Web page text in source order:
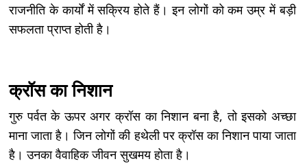
राजनीति के कार्यों में सक्रिय होते हैं। इन लोगों को कम उम्र में बड़ी
सफलता प्राप्त होती है।
क्रॉस का निशान
गुरु पर्वत के ऊपर अगर क्रॉस का निशान बना है, तो इसको अच्छा
माना जाता है। जिन लोगों की हथेली पर क्रॉस का निशान पाया जाता
है। उनका वैवाहिक जीवन सुखमय होता है।